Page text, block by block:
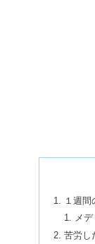
１週間
メ
苦労し